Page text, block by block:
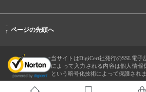
-
↑ ページの先頭へ
当サイトはDigiCert社発行のSSL電
によって入力される内容は個人情報
という暗号化技術によって保護されま